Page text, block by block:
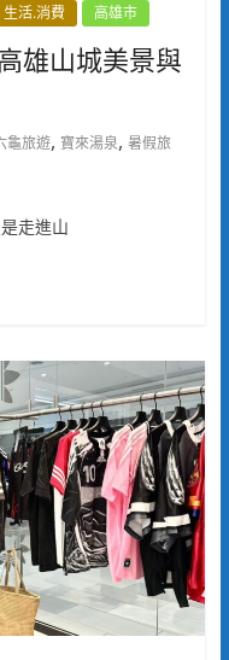
生活.消費 高雄市
雄山城美景與
龜旅遊, 寶來湯泉, 暑假旅
走進山